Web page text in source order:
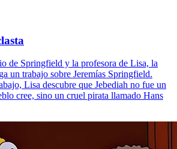
de Springfield y la profesora de Lisa, la
un trabajo sobre Jeremías Springfield.
Lisa descubre que Jebediah no fue un
cree, sino un cruel pirata llamado Hans